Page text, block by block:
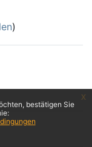
bestätigen Sie
x
)